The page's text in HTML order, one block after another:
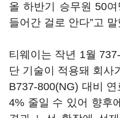
올 하반기 승무원 50
들어간 걸로 안다”고
티웨이는 작년 1월
단 기술이 적용돼 회사
B737-800(NG) 대비
4% 줄일 수 있어 향후